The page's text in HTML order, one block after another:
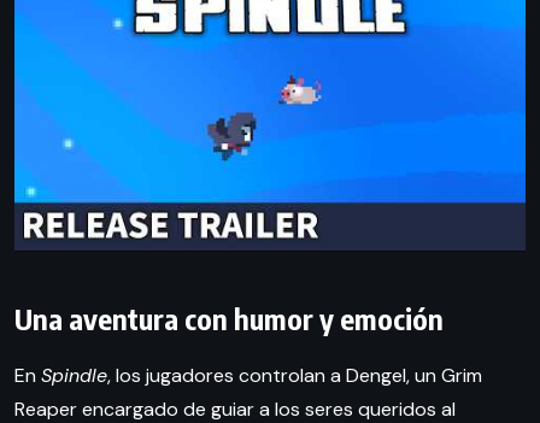
Una aventura con humor y emoción
En Spindle, los jugadores controlan a Dengel, un Grim
Reaper encargado de guiar a los seres queridos al